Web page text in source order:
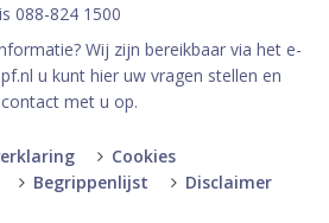
088-824 1500
Wij zijn bereikbaar via het e-
u kunt hier uw vragen stellen en
met u op.
Cookies
Begrippenlijst
Disclaimer